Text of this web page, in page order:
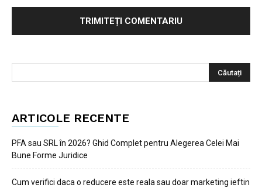
ARTICOLE RECENTE
PFA sau SRL în 2026? Ghid Complet pentru Alegerea Celei Mai
Bune Forme Juridice
Cum verifici daca o reducere este reala sau doar marketing ieftin